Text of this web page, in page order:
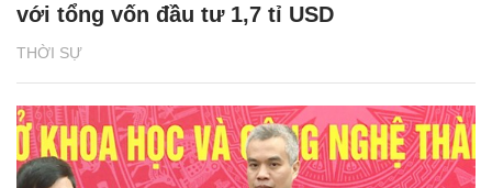
THỜI SỰ
với tổng vốn đầu tư 1,7 tỉ USD